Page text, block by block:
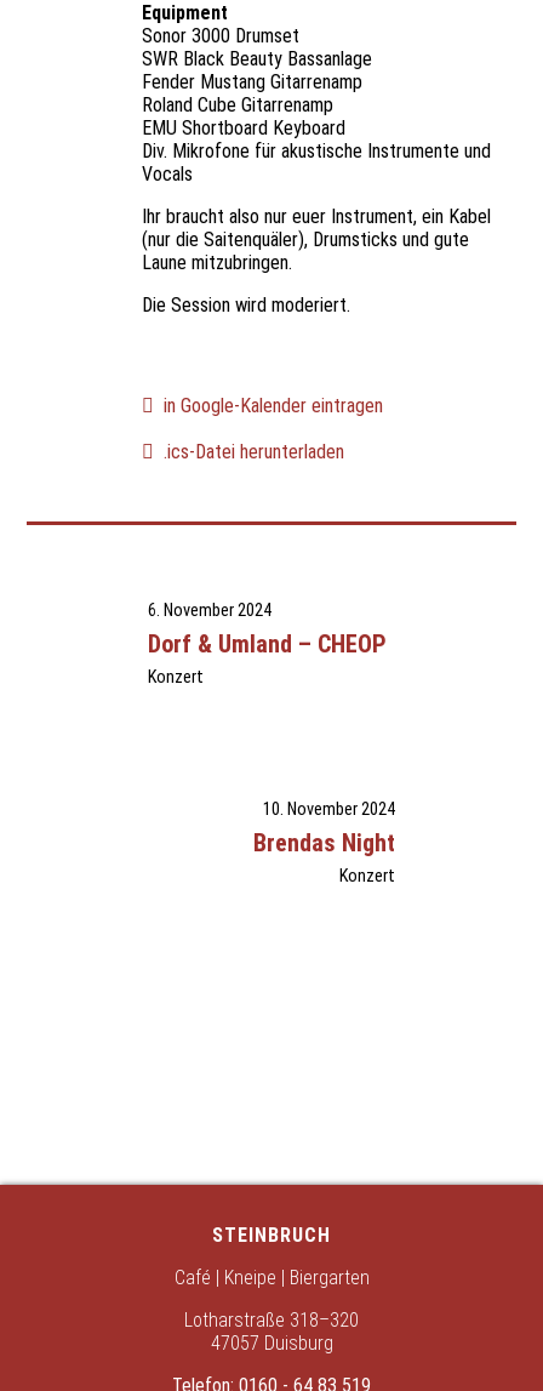
Equipment
Sonor 3000 Drumset
SWR Black Beauty Bassanlage
Fender Mustang Gitarrenamp
Roland Cube Gitarrenamp
EMU Shortboard Keyboard
Div. Mikrofone für akustische Instrumente und
Vocals
Ihr braucht also nur euer Instrument, ein Kabel
(nur die Saitenquäler), Drumsticks und gute
Laune mitzubringen.
Die Session wird moderiert.
in Google-Kalender eintragen
.ics-Datei herunterladen
6. November 2024
Dorf & Umland – CHEOP
Konzert
10. November 2024
Brendas Night
Konzert
STEINBRUCH
Café | Kneipe | Biergarten
Lotharstraße 318–320
47057 Duisburg
Telefon: 0160 - 64 83 519